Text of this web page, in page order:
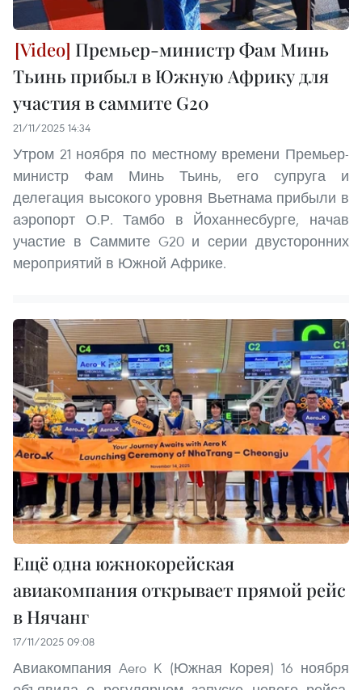
Премьер-министр Фам Минь
Тьинь прибыл в Южную Африку для
участия в саммите G20
21/11/2025 14:34
Утром 21 ноября по местному времени Премьер-
министр Фам Минь Тьинь, его супруга и
делегация высокого уровня Вьетнама прибыли в
аэропорт О.Р. Тамбо в Йоханнесбурге, начав
участие в Саммите G20 и серии двусторонних
мероприятий в Южной Африке.
Ещё одна южнокорейская
авиакомпания открывает прямой рейс
в Нячанг
17/11/2025 09:08
Авиакомпания Aero K (Южная Корея) 16 ноября